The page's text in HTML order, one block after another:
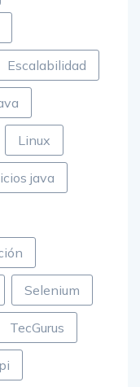
Escalabilidad
Linux
java
Selenium
TecGurus